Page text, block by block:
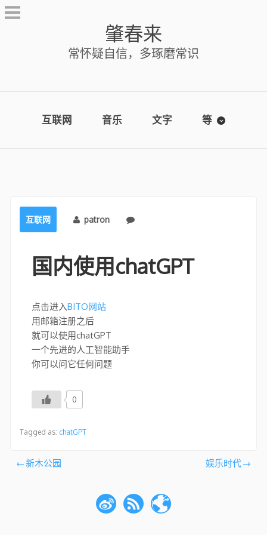
Skip
to
肇春来
常怀疑自信，多琢磨常识
互联网 音乐 文字 等
互联网 patron
国内使用chatGPT
点击进入BITO网站
用邮箱注册之后
就可以使用chatGPT
一个先进的人工智能助手
你可以问它任何问题
0
Tagged as: chatGPT
文新木公园 娱乐时代